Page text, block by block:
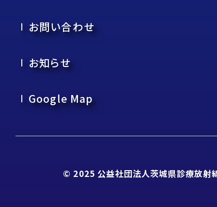
お問い合わせ
お知らせ
Google Map
© 2025 公益社団法人茨城県診療放射